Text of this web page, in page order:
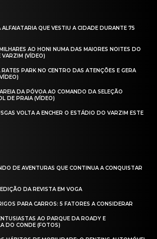
ALFAIATARIA QUE VESTIU A CIDADE DURANTE 75
AO HONI NUMA DAS MAIORES NOITES DO
(VÍDEO)
PARK NO CENTRO DAS ATENÇÕES E GERA
DA PÓVOA AO COMANDO DA SELEÇÃO
DE PRAIA (VÍDEO)
VOLTA A ENCHER O ESTÁDIO DO VARZIM ESTE
DE AVENTURAS QUE CONTINUA A CONQUISTAR
DA REVISTA EM VOGA
PARA CARROS: 5 FATORES A CONSIDERAR
AO PARQUE DA ROADY E
DO CONDE (FOTOS)